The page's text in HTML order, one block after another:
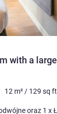
with a
12 m²/ 129 sq ft
1 x